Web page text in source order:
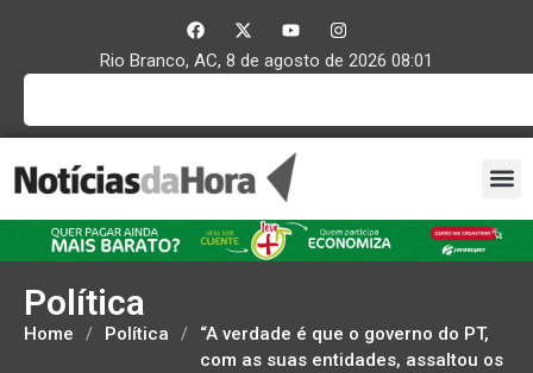
Rio Branco, AC, 8 de agosto de 2026 08:01
Política
Home / Política /
“A verdade é que o governo do PT,
com as suas entidades, assaltou os